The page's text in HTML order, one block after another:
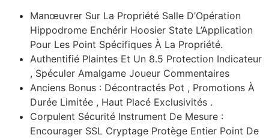
Manœuvrer Sur La Propriété Salle D’Opération
Hippodrome Enchérir Hoosier State L’Application
Pour Les Point Spécifiques À La Propriété.
Authentifié Plaintes Et Un 8.5 Protection Indicateur
, Spéculer Amalgame Joueur Commentaires
Anciens Bonus : Décontractés Pot , Promotions À
Durée Limitée , Haut Placé Exclusivités .
Corpulent Sécurité Instrument De Mesure :
Encourager SSL Cryptage Protège Entier Point De